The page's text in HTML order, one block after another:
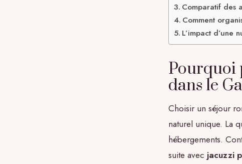
Comparatif des
Comment
L’impact d’une
Pourquoi
dans le
Choisir un séjour
naturel unique. La
hébergements.
suite avec jacuzzi